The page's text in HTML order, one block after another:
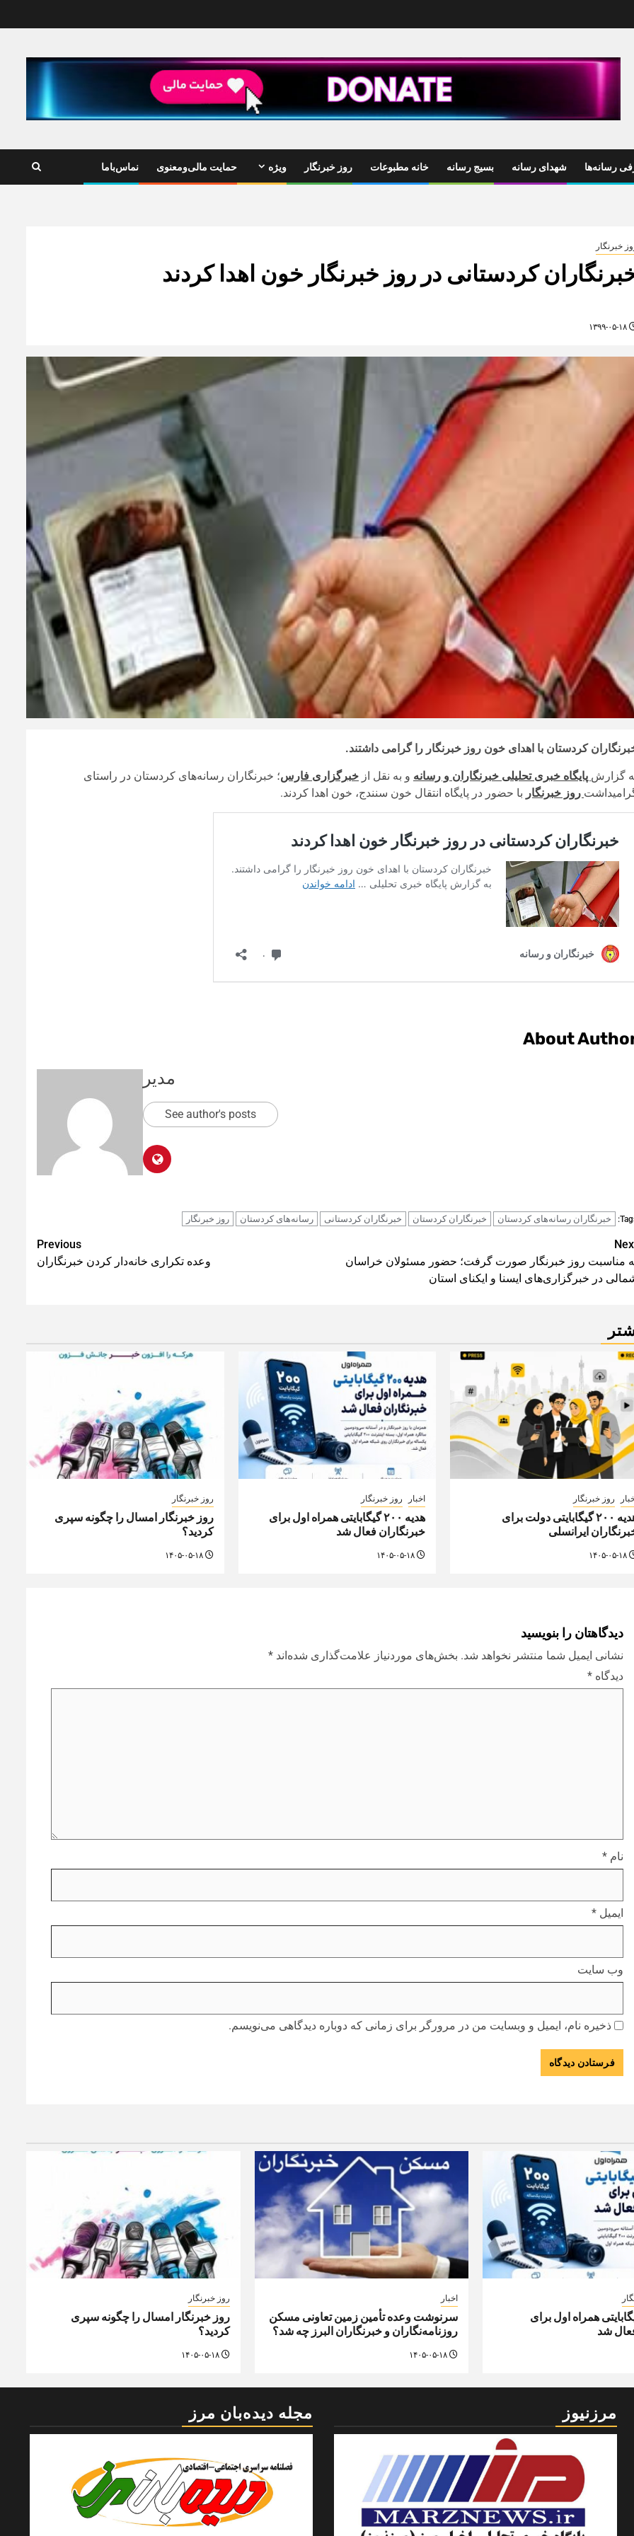
رسانه‌ها شهدای رسانه بسیج رسانه خانه مطبوعات روز خبرنگار ویژه حمایت مالی‌ومعنوی نماس‌باما
خبرنگار
کردستانی در روز خبرنگار خون اهدا کردند
کردستان با اهدای خون روز خبرنگار را گرامی داشتند.
گزارش پایگاه خبری تحلیلی خبرنگاران و رسانه و به نقل از خبرگزاری فارس؛ خبرنگاران رسانه‌های کردستان در راستای
روز خبرنگار با حضور در پایگاه انتقال خون سنندج، خون اهدا کردند.
About
مدیر
See author's posts
خبرنگاران رسانه‌های کردستان خبرنگاران کردستان خبرنگاران کردستانی رسانه‌های کردستان روز خبرنگار
Previous
وعده تکراری خانه‌دار کردن خبرنگاران
مناسبت روز خبرنگار صورت گرفت؛ حضور مسئولان خراسان
در خبرگزاری‌های ایسنا و ایکنای استان
روز خبرنگار
هدیه ۲۰۰ گیگابایتی دولت برای
ایرانسلی
اخبار روز خبرنگار
هدیه ۲۰۰ گیگابایتی همراه اول برای
خبرنگاران فعال شد
۱۴۰۵-۰۵-۱۸
روز خبرنگار
روز خبرنگار امسال را چگونه سپری
کردید؟
۱۴۰۵-۰۵-۱۸
دیدگاهتان را بنویسید
نشانی ایمیل شما منتشر نخواهد شد. بخش‌های موردنیاز علامت‌گذاری شده‌اند *
دیدگاه *
نام *
ایمیل *
وب‌ سایت
ذخیره نام، ایمیل و وبسایت من در مرورگر برای زمانی که دوباره دیدگاهی می‌نویسم.
۲۰۰ گیگابایتی همراه اول برای
شد
اخبار
سرنوشت وعده تأمین زمین تعاونی مسکن
روزنامه‌نگاران و خبرنگاران البرز چه شد؟
روز خبرنگار
روز خبرنگار امسال را چگونه سپری
کردید؟
۱۴۰۵-۰۵-۱۸
مجله دیده‌بان مرز مرزنیوز